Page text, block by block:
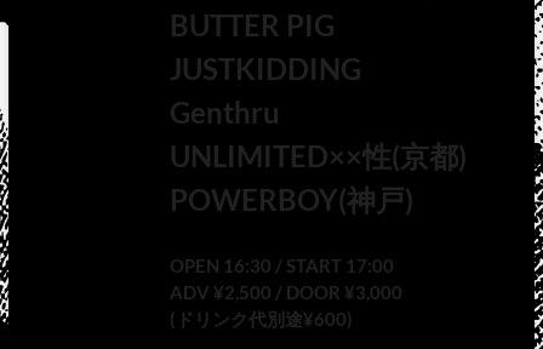
BUTTER PIG
JUSTKIDDING
Genthru
UNLIMITED××性(京都)
POWERBOY(神戸)
OPEN 16:30 / START 17:00
ADV ¥2,500 / DOOR ¥3,000
(ドリンク代別途¥600)